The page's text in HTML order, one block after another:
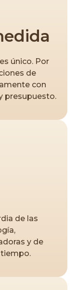
único. Por
de
con
presupuesto.
de las
y de
tiempo.